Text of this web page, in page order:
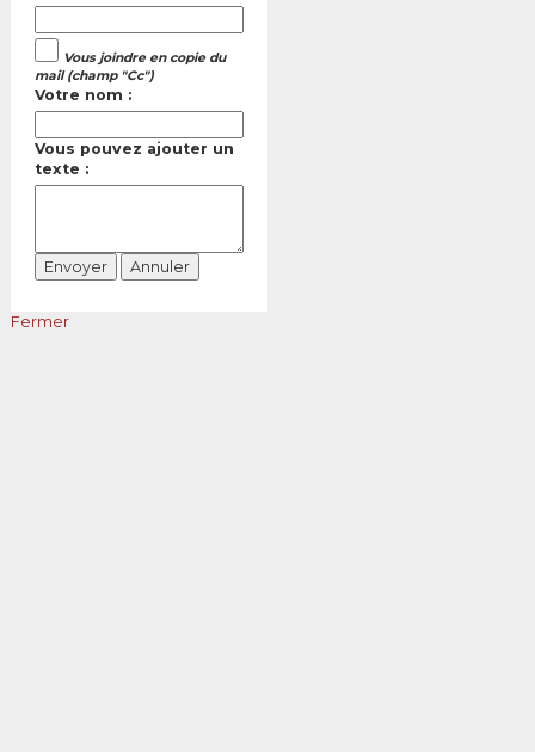
Vous joindre en copie du
mail (champ "Cc")
Votre nom :
Vous pouvez ajouter un
texte :
Fermer